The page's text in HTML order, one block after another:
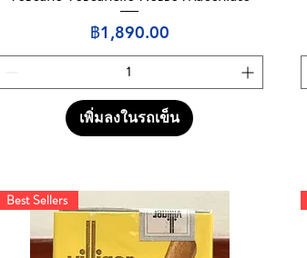
ราคา
฿1,890.00
เพิ่มลงในรถเข็น
Best Sellers